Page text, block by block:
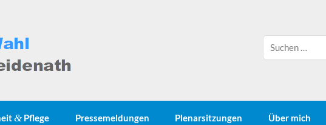
& Pflege Pressemeldungen Plenarsitzungen Über mich